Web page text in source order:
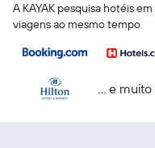
A KAYAK pesquisa hotéis
viagens ao mesmo tempo
... e